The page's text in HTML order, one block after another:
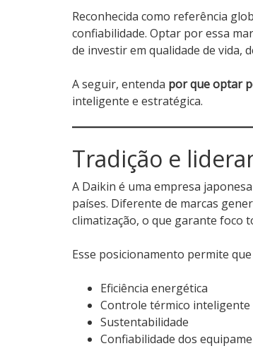
Reconhecida como referência
confiabilidade. Optar por essa
de investir em qualidade de vida,
A seguir, entenda por que optar
inteligente e estratégica.
Tradição e
A Daikin é uma empresa
países. Diferente de marcas
climatização, o que garante foco
Esse posicionamento permite
Eficiência energética
Controle térmico inteligente
Sustentabilidade
Confiabilidade dos